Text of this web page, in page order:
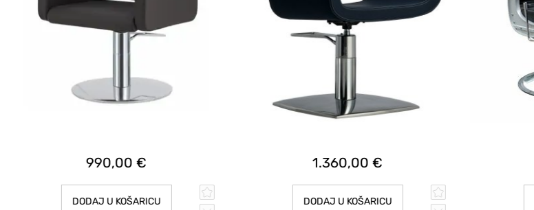
990,00 €
DODAJ U KOŠARICU
1.360,00 €
DODAJ U KOŠARICU